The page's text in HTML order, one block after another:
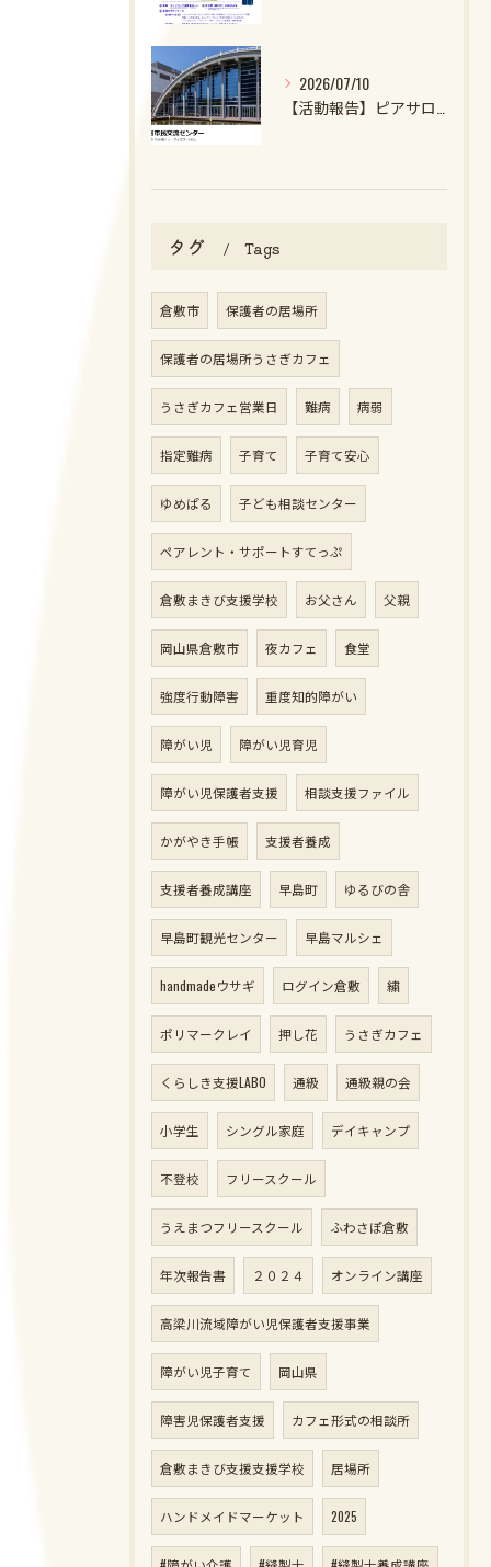
2026/07/10
【活動報告】ピアサロンを開催しました
タグ Tags
倉敷市 保護者の居場所
保護者の居場所うさぎカフェ
うさぎカフェ営業日 難病 病弱
指定難病 子育て 子育て安心
ゆめぱる 子ども相談センター
ペアレント・サポートすてっぷ
倉敷まきび支援学校 お父さん 父親
岡山県倉敷市 夜カフェ 食堂
強度行動障害 重度知的障がい
障がい児 障がい児育児
障がい児保護者支援 相談支援ファイル
かがやき手帳 支援者養成
支援者養成講座 早島町 ゆるびの舎
早島町観光センター 早島マルシェ
handmadeウサギ ログイン倉敷 繍
ポリマークレイ 押し花 うさぎカフェ
くらしき支援LABO 通級 通級親の会
小学生 シングル家庭 デイキャンプ
不登校 フリースクール
うえまつフリースクール ふわさぽ倉敷
年次報告書 ２０２４ オンライン講座
高梁川流域障がい児保護者支援事業
障がい児子育て 岡山県
障害児保護者支援 カフェ形式の相談所
倉敷まきび支援支援学校 居場所
ハンドメイドマーケット 2025